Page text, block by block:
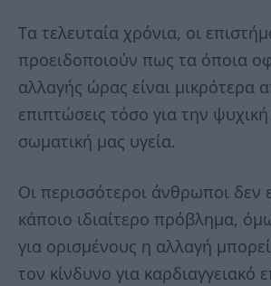
Τα τελευταία χρόνια, οι
προειδοποιούν πως τα όποια
αλλαγής ώρας είναι μικρότερα
επιπτώσεις τόσο για την
σωματική μας υγεία.
Οι περισσότεροι άνθρωποι δεν
κάποιο ιδιαίτερο πρόβλημα,
για ορισμένους η αλλαγή
τον κίνδυνο για καρδιαγγειακό